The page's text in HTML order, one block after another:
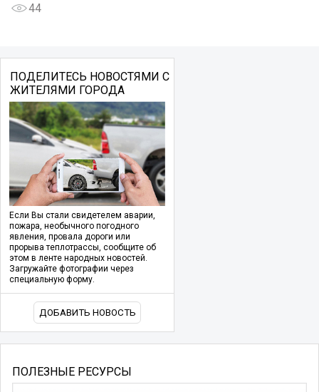
44
ПОДЕЛИТЕСЬ НОВОСТЯМИ С
ЖИТЕЛЯМИ ГОРОДА
Если Вы стали свидетелем аварии,
пожара, необычного погодного
явления, провала дороги или
прорыва теплотрассы, сообщите об
этом в ленте народных новостей.
Загружайте фотографии через
специальную форму.
ДОБАВИТЬ НОВОСТЬ
ПОЛЕЗНЫЕ РЕСУРСЫ